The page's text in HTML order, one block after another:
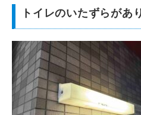
トイレのいたずらがあ